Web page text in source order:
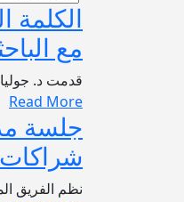
الكلمة
مع
قدمت د.
Read More
جلسة
شراكات
نظم الفريق